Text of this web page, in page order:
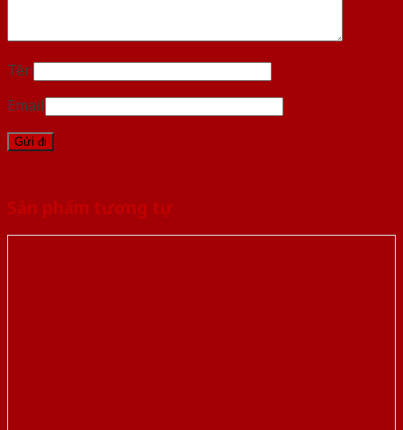
Tên
Email
Sản phẩm tương tự